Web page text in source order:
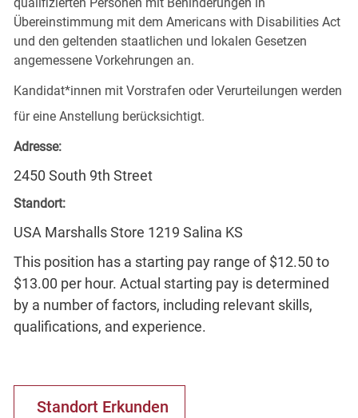
Übereinstimmung mit dem Americans with Disabilities Act
und den geltenden staatlichen und lokalen Gesetzen
angemessene Vorkehrungen an.
Kandidat*innen mit Vorstrafen oder Verurteilungen werden
für eine Anstellung berücksichtigt.
Adresse:
2450 South 9th Street
Standort:
USA Marshalls Store 1219 Salina KS
This position has a starting pay range of $12.50 to
$13.00 per hour. Actual starting pay is determined
by a number of factors, including relevant skills,
qualifications, and experience.
Standort Erkunden